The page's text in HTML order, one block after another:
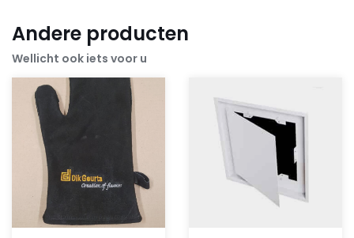
Andere producten
Wellicht ook iets voor u